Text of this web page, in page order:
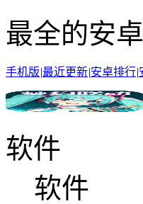
最全的安
手机版|最近更新|安卓排行|
软件
软件